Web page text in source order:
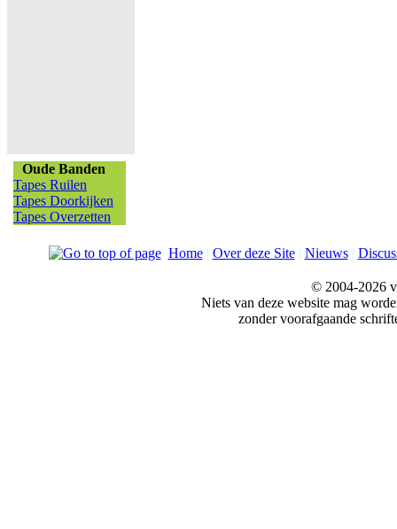
Oude Banden
Tapes Ruilen
Tapes Doorkijken
Tapes Overzetten
Home| Over deze Site| Nieuws|
© 2004-2026
Niets van deze website mag
zonder voorafgaande